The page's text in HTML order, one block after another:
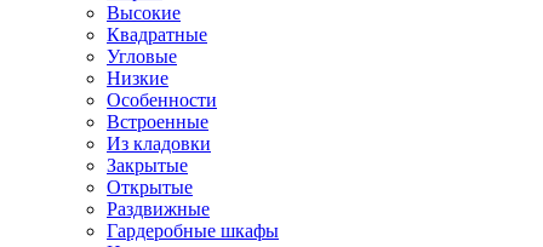
Высокие
Квадратные
Угловые
Низкие
Особенности
Встроенные
Из кладовки
Закрытые
Открытые
Раздвижные
Гардеробные шкафы